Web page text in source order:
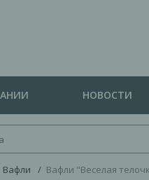
НОВОСТИ
Вафли / Вафли "Веселая